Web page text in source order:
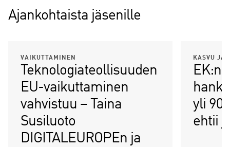
Ajankohtaista jäsenille
VAIKUTTAMINEN
Teknologiateollisuuden
EU-vaikuttaminen
vahvistuu – Taina
Susiluoto
DIGITALEUROPEn ja
KASVU JA
EK:n
yli 90
ehtii